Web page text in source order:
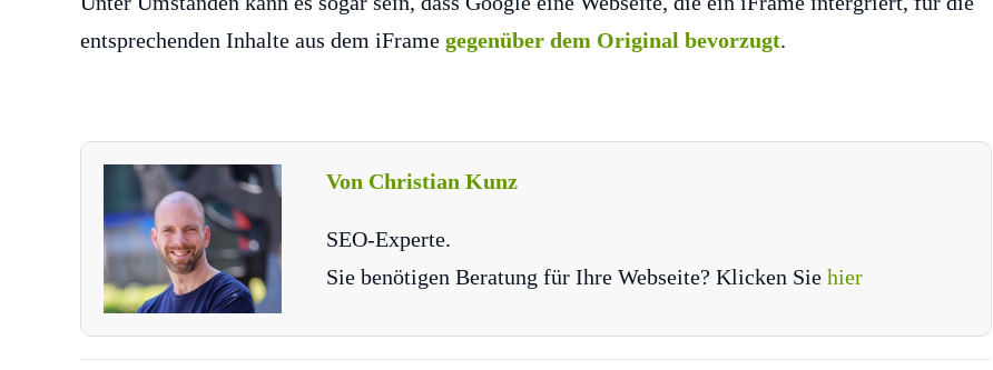
entsprechenden Inhalte aus dem iFrame gegenüber dem Original bevorzugt.
Von Christian Kunz
SEO-Experte.
Sie benötigen Beratung für Ihre Webseite? Klicken Sie hier